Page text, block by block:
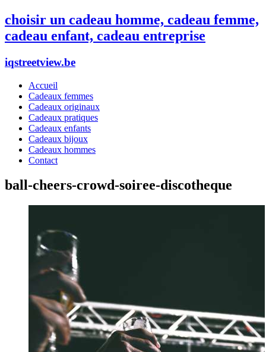
choisir un cadeau homme, cadeau femme,
cadeau enfant, cadeau entreprise
iqstreetview.be
Accueil
Cadeaux femmes
Cadeaux originaux
Cadeaux pratiques
Cadeaux enfants
Cadeaux bijoux
Cadeaux hommes
Contact
ball-cheers-crowd-soiree-discotheque